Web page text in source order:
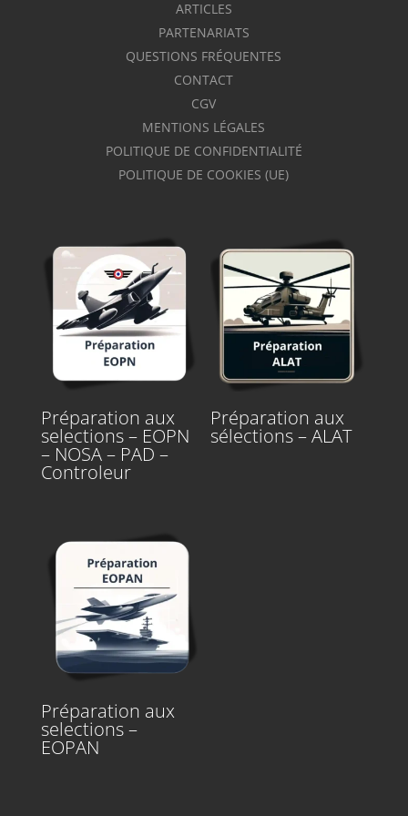
ARTICLES
PARTENARIATS
QUESTIONS FRÉQUENTES
CONTACT
CGV
MENTIONS LÉGALES
POLITIQUE DE CONFIDENTIALITÉ
POLITIQUE DE COOKIES (UE)
Préparation aux
selections – EOPN
– NOSA – PAD –
Controleur
Préparation aux
sélections – ALAT
Préparation aux
selections –
EOPAN